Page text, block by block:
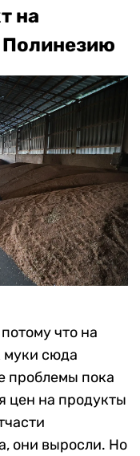
на
что на
муки сюда
проблемы пока
цен на продукты
они выросли. Но